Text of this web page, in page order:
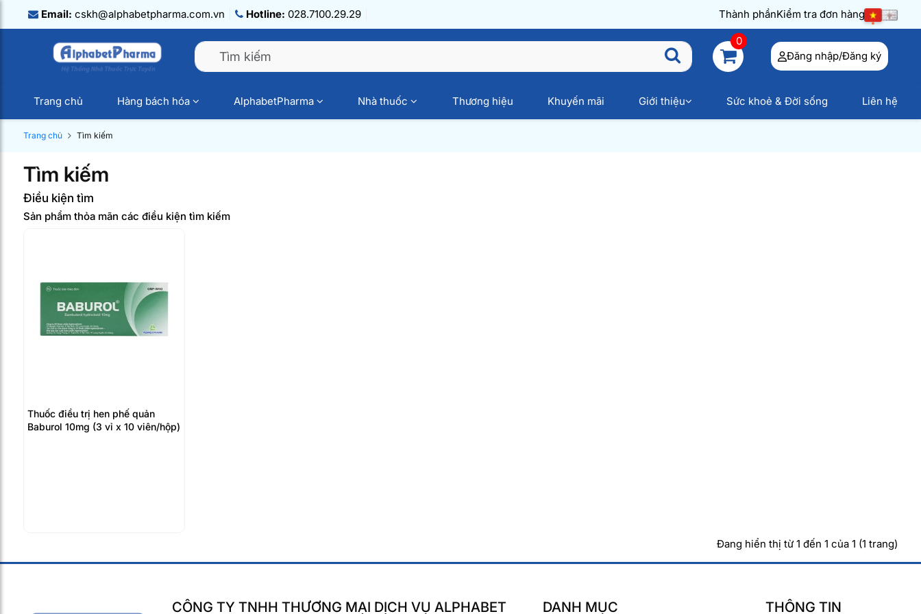
Email: cskh@alphabetpharma.com.vn Hotline: 028.7100.29.29 Thành phầnKiểm tra đơn hàng
0
Đăng nhập/Đăng ký
Trang chủ Hàng bách hóa AlphabetPharma Nhà thuốc Thương hiệu Khuyến mãi Giới thiệu Sức khoẻ & Đời sống Liên hệ
Trang chủ Tìm kiếm
Tìm kiếm
Điều kiện tìm
Sản phẩm thỏa mãn các điều kiện tìm kiếm
Thuốc điều trị hen phế quản
Baburol 10mg (3 vỉ x 10 viên/hộp)
Đang hiển thị từ 1 đến 1 của 1 (1 trang)
CÔNG TY TNHH THƯƠNG MẠI DỊCH VỤ ALPHABET DANH MỤC THÔNG TIN